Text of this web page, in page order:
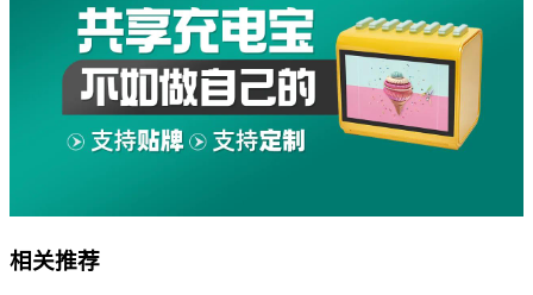
相关推荐